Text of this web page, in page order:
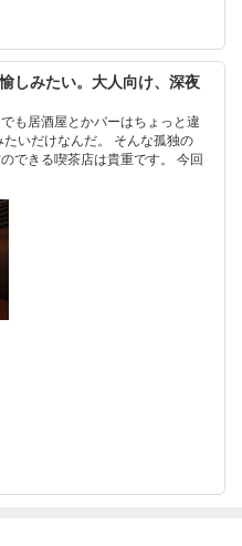
しみたい。大人向け、深夜
も居酒屋とかバーはちょっと違
いだけなんだ。 そんな孤独の
できる喫茶店は貴重です。 今回